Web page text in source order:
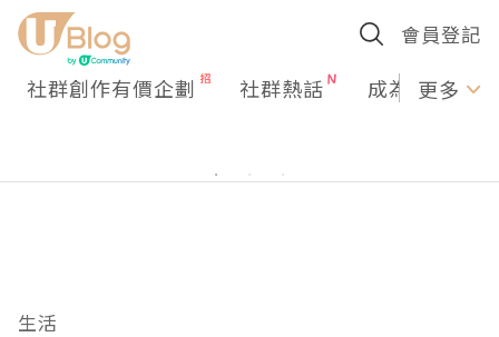
會員登記
社群創作有價企劃 社群熱話 成為U更多
生活